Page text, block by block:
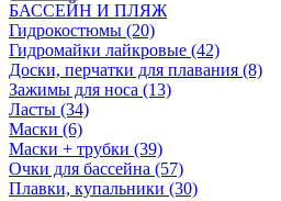
БАССЕЙН И ПЛЯЖ
Гидрокостюмы (20)
Гидромайки лайкровые (42)
Доски, перчатки для плавания (8)
Зажимы для носа (13)
Ласты (34)
Маски (6)
Маски + трубки (39)
Очки для бассейна (57)
Плавки, купальники (30)